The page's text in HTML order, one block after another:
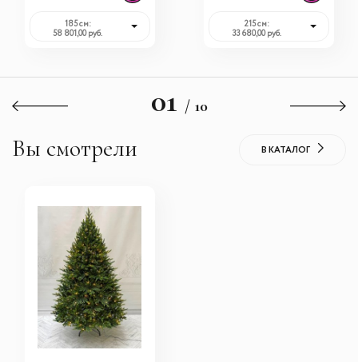
185 см:
58 801,00 руб.
215 см:
33 680,00 руб.
01 / 10
Вы смотрели В КАТАЛОГ